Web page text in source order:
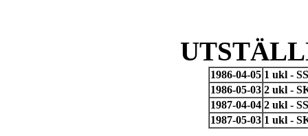
1986-04-05 1 ukl -
1986-05-03 2 ukl -
1987-04-04 2 ukl -
1987-05-03 1 ukl -